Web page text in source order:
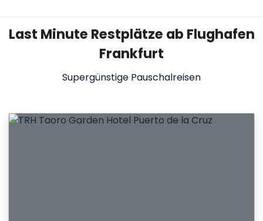
Last Minute Restplätze ab Flughafen
Frankfurt
Supergünstige Pauschalreisen